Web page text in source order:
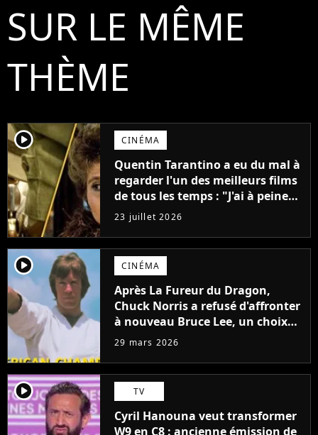
SUR LE MÊME
THÈME
player2 CINÉMA
Quentin Tarantino a eu du mal à
regarder l'un des meilleurs films
de tous les temps : "J'ai à peine
réussi à aller jusqu'au générique
de fin"
23 juillet 2026
player2 CINÉMA
Après La Fureur du Dragon,
Chuck Norris a refusé d'affronter
à nouveau Bruce Lee, un choix
qui a façonné sa légende
29 mars 2026
player2 TV
Cyril Hanouna veut transformer
W9 en C8 : ancienne émission de